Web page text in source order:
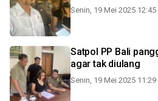
Senin, 19 Mei 2025 12:45
Satpol PP Bali
agar tak diulang
Senin, 19 Mei 2025 11:29